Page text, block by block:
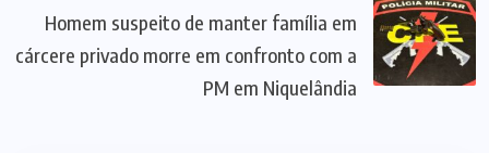
Homem suspeito de manter família em
cárcere privado morre em confronto com a
PM em Niquelândia